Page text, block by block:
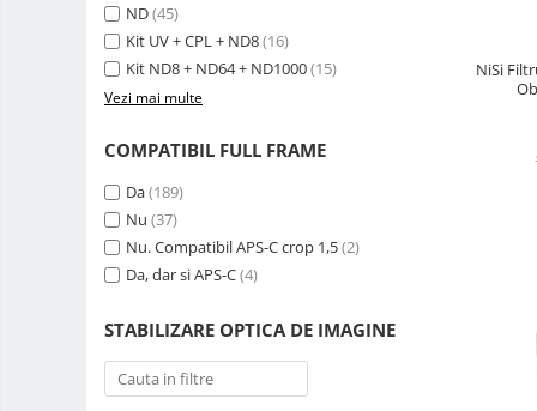
Genti Holster TopLoader
Genti, Troller Video
Only One Shoulder - SlingShot
Tocuri si huse protectie aparate
Hamuri si Centuri foto
Curele Aparat - Umar
ND(45)
Kit UV + CPL + ND8(16)
Kit ND8 + ND64 + ND1000(15)
Vezi mai multe
COMPATIBIL FULL FRAME
Da(189)
Nu (37)
Nu. Compatibil APS-C crop 1,5(2)
Da, dar si APS-C(4)
STABILIZARE OPTICA DE IMAGINE
NiSi